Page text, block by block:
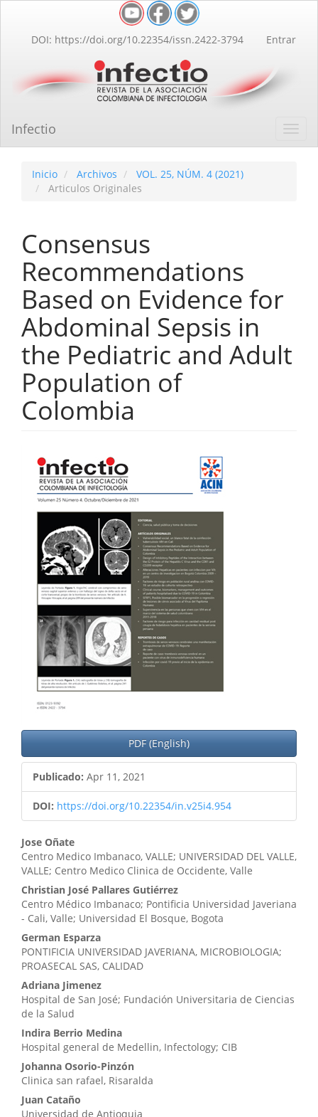
Contenido
principal
lateral
DOI: https://doi.org/10.22354/issn.2422-3794 Entrar
Infectio
Inicio Archivos
VOL. 25, NÚM. 4 (2021)
Articulos Originales
Consensus
Recommendations
Based on Evidence for
Abdominal Sepsis in
the Pediatric and Adult
Population of
Colombia
Barra
lateral
del
artículo
PDF (English)
Publicado: Apr 11, 2021
DOI: https://doi.org/10.22354/in.v25i4.954
Contenido
principal
del
artículo
Jose Oñate
Centro Medico Imbanaco, VALLE; UNIVERSIDAD DEL VALLE,
VALLE; Centro Medico Clinica de Occidente, Valle
Christian José Pallares Gutiérrez
Centro Médico Imbanaco; Pontificia Universidad Javeriana
- Cali, Valle; Universidad El Bosque, Bogota
German Esparza
PONTIFICIA UNIVERSIDAD JAVERIANA, MICROBIOLOGIA;
PROASECAL SAS, CALIDAD
Adriana Jimenez
Hospital de San José; Fundación Universitaria de Ciencias
de la Salud
Indira Berrio Medina
Hospital general de Medellin, Infectology; CIB
Johanna Osorio-Pinzón
Clinica san rafael, Risaralda
Juan Cataño
Universidad de Antioquia